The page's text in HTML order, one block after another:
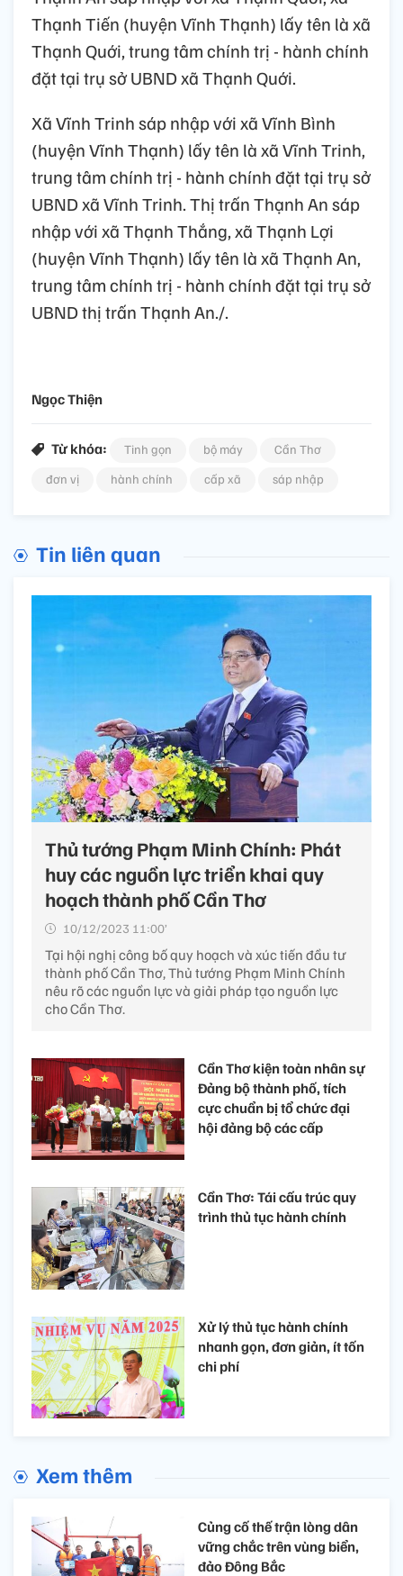
Thạnh Tiến (huyện Vĩnh Thạnh) lấy tên là xã
Thạnh Quới, trung tâm chính trị - hành chính
đặt tại trụ sở UBND xã Thạnh Quới.
Xã Vĩnh Trinh sáp nhập với xã Vĩnh Bình
(huyện Vĩnh Thạnh) lấy tên là xã Vĩnh Trinh,
trung tâm chính trị - hành chính đặt tại trụ sở
UBND xã Vĩnh Trinh. Thị trấn Thạnh An sáp
nhập với xã Thạnh Thắng, xã Thạnh Lợi
(huyện Vĩnh Thạnh) lấy tên là xã Thạnh An,
trung tâm chính trị - hành chính đặt tại trụ sở
UBND thị trấn Thạnh An./.
Ngọc Thiện
Từ khóa: Tinh gọn bộ máy
Cần Thơ
đơn vị
hành chính cấp xã sáp nhập
Tin liên quan
Thủ tướng Phạm Minh Chính: Phát
huy các nguồn lực triển khai quy
hoạch thành phố Cần Thơ
10/12/2023 11:00’
Tại hội nghị công bố quy hoạch và xúc tiến đầu tư
thành phố Cần Thơ, Thủ tướng Phạm Minh Chính
nêu rõ các nguồn lực và giải pháp tạo nguồn lực
cho Cần Thơ.
Cần Thơ kiện toàn nhân sự
Đảng bộ thành phố, tích
cực chuẩn bị tổ chức đại
hội đảng bộ các cấp
Cần Thơ: Tái cấu trúc quy
trình thủ tục hành chính
Xử lý thủ tục hành chính
nhanh gọn, đơn giản, ít tốn
chi phí
Xem thêm
Củng cố thế trận lòng dân
vững chắc trên vùng biển,
đảo Đông Bắc